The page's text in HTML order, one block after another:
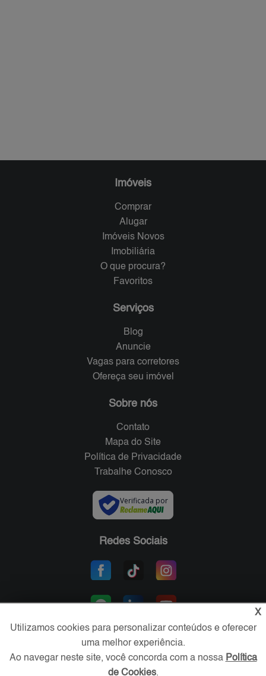
Imóveis
Comprar
Alugar
Imóveis Novos
Imobiliária
O que procura?
Favoritos
Serviços
Blog
Anuncie
Vagas para corretores
Ofereça seu imóvel
Sobre nós
Contato
Mapa do Site
Política de Privacidade
Trabalhe Conosco
Verificada por
Redes Sociais
Área exclusiva aos anunciantes,
acesse sua conta:
X
Utilizamos cookies para personalizar conteúdos e oferecer
uma melhor experiência.
Ao navegar neste site, você concorda com a nossa Política
de Cookies.